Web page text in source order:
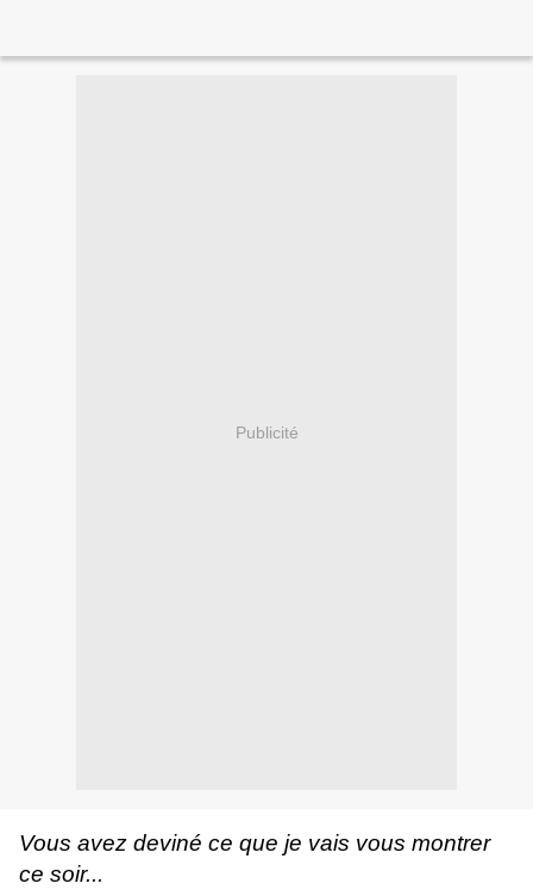
Publicité
Vous avez deviné ce que je vais vous montrer
ce soir...